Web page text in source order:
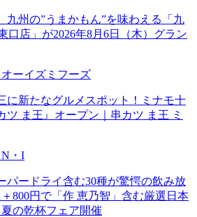
九州の”うまかもん”を味わえる「九
口店」が2026年8月6日（木）グラン
ーイズミフーズ
に新たなグルメスポット！ミナモ十
ツ ま王』オープン｜串カツ ま王 ミ
・I
パードライ含む30種が驚愕の飲み放
800円で「作 恵乃智」含む厳選日本
の乾杯フェア開催